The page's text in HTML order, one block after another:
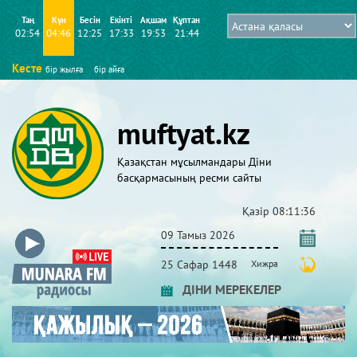
Таң
02:54
Күн
04:46
Бесін
12:25
Екінті
17:33
Ақшам
19:53
Құптан
21:44
Кесте бір жылға бір айға
muftyat.kz
Қазақстан мұсылмандары Діни
басқармасының ресми сайты
Қазір 08:11:36
09 Тамыз 2026
25 Сафар 1448 Хижра
ДІНИ МЕРЕКЕЛЕР